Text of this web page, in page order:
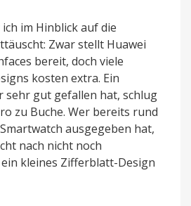
im Hinblick auf die
Zwar stellt Huawei
bereit, doch viele
kosten extra. Ein
sehr gut gefallen hat, schlug
zu Buche. Wer bereits rund
ausgegeben hat,
nach nicht noch
kleines Zifferblatt-Design